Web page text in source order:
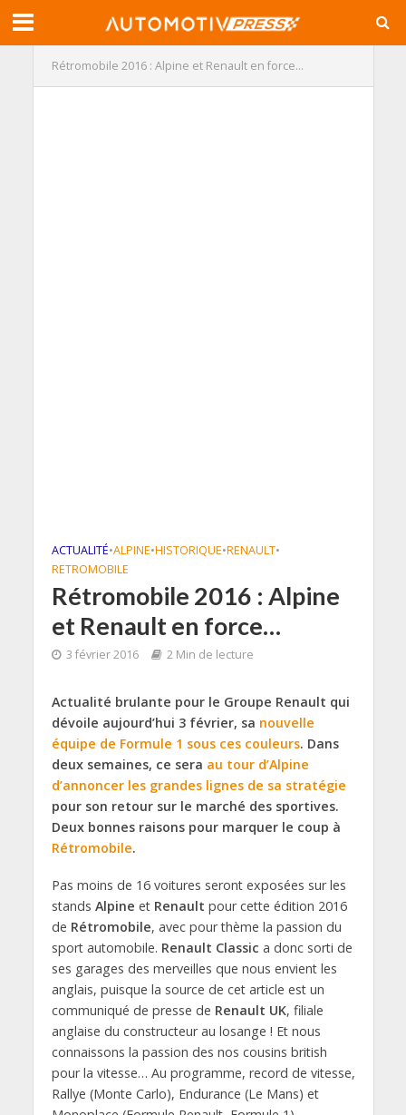
Rétromobile 2016 : Alpine et Renault en force…
ACTUALITÉ•ALPINE•HISTORIQUE•RENAULT•
RETROMOBILE
Rétromobile 2016 : Alpine
et Renault en force…
3 février 2016 2 Min de lecture
Actualité brulante pour le Groupe Renault qui
dévoile aujourd’hui 3 février, sa nouvelle
équipe de Formule 1 sous ces couleurs. Dans
deux semaines, ce sera au tour d’Alpine
d’annoncer les grandes lignes de sa stratégie
pour son retour sur le marché des sportives.
Deux bonnes raisons pour marquer le coup à
Rétromobile.
Pas moins de 16 voitures seront exposées sur les
stands Alpine et Renault pour cette édition 2016
de Rétromobile, avec pour thème la passion du
sport automobile. Renault Classic a donc sorti de
ses garages des merveilles que nous envient les
anglais, puisque la source de cet article est un
communiqué de presse de Renault UK, filiale
anglaise du constructeur au losange ! Et nous
connaissons la passion des nos cousins british
pour la vitesse… Au programme, record de vitesse,
Rallye (Monte Carlo), Endurance (Le Mans) et